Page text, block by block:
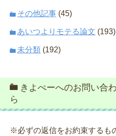
その他記事 (45)
あいつよりモテる論文 (193)
未分類 (192)
きよぺーへのお問い合
ら
※必ずの返信をお約束するも